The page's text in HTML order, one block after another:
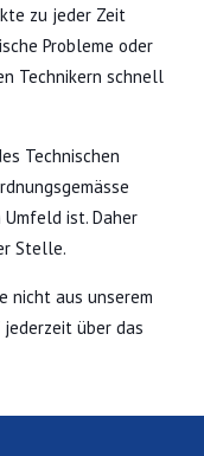
zu jeder Zeit
Probleme oder
Technikern schnell
Technischen
Umfeld ist. Daher
Stelle.
nicht aus unserem
jederzeit über das